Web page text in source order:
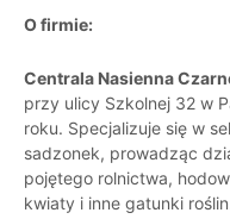
O firmie:
Centrala Nasienna
przy ulicy Szkolnej 32 w
roku. Specjalizuje się w
sadzonek, prowadząc
pojętego rolnictwa,
kwiaty i inne gatunki